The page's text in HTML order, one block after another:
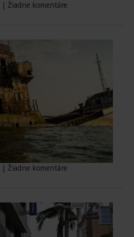
| Žiadne komentáre
| Žiadne komentáre